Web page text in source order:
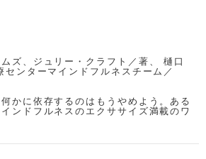
ムズ、ジュリー・クラフト／著、 樋口
ンターマインドフルネスチーム／
かに依存するのはもうやめよう。ある
ンドフルネスのエクササイズ満載のワ